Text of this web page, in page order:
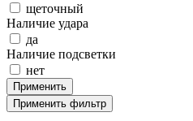
щеточный
Наличие удара
да
Наличие подсветки
нет
Применить фильтр